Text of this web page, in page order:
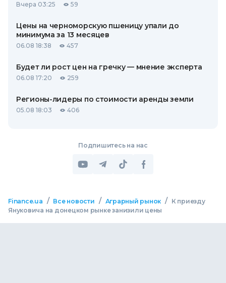
Вчера 03:25 59
Цены на черноморскую пшеницу упали до
минимума за 13 месяцев
06.08 18:38 457
Будет ли рост цен на гречку — мнение эксперта
06.08 17:20 259
Регионы-лидеры по стоимости аренды земли
05.08 18:03 406
Подпишитесь на нас
Finance.ua / Все новости / Аграрный рынок /
К приезду
Януковича на донецком рынке занизили цены